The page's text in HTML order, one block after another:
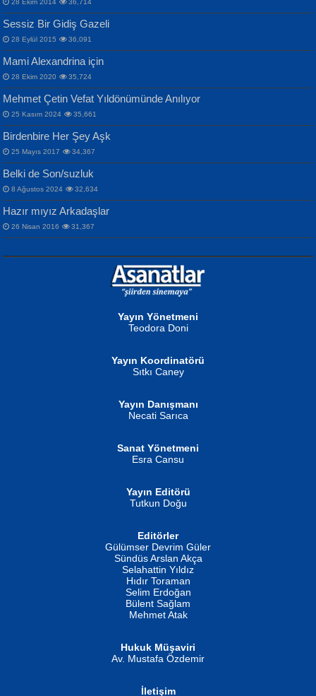
İPEK ACAR SERT
Gazze’nin Şecaati, Ümmetin İmtihanı...
MAHMUT GÜRBÜZ
İbrahim Olmak ve Bitirebilmek...
NURAN KÖSE BAYDAR
İSMAİL OKUTAN
Erkeklerin Kahrolması Ne Demektir
Selahattin Yıldız
İdrakimle Üşürken...
Songül Özel
Mahzen...
Ben Deniz Değilim ki...
Evvel Zaman Tanrıçası...
Sana, Bana, Vatanıma, Ülkemin
İnsanlarına Dair...
NAZIM HİKMET RAN
Bir Cezaevinde, Tecritteki Adamın
Mektupları...
28 Ekim 2014 36,714
Sessiz Bir Gidiş Gazeli
28 Eylül 2015 36,091
Mami Alexandrina için
28 Ekim 2020 35,724
Mehmet Çetin Vefat Yıldönümünde Anılıyor
25 Kasım 2024 35,661
Birdenbire Her Şey Aşk
25 Mayıs 2017 34,367
Belki de Son/suzluk
8 Ağustos 2024 32,634
Hazır mıyız Arkadaşlar
26 Nisan 2016 31,367
Yayın Yönetmeni
Teodora Doni
Yayın Koordinatörü
Sıtkı Caney
Yayın Danışmanı
Necati Sarıca
Sanat Yönetmeni
Esra Cansu
Yayın Editörü
Tutkun Doğu
Editörler
Gülümser Devrim Güler
Sündüs Arslan Akça
Selahattin Yıldız
Hıdır Toraman
Selim Erdoğan
Bülent Sağlam
Mehmet Atak
Hukuk Müşaviri
Av. Mustafa Özdemir
İletişim